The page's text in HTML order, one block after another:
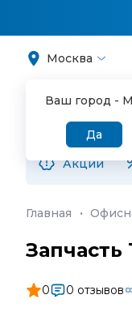
Москва
Ваш город -
Да
Акции
Главная ·
Запчасть
0 0 отзывов